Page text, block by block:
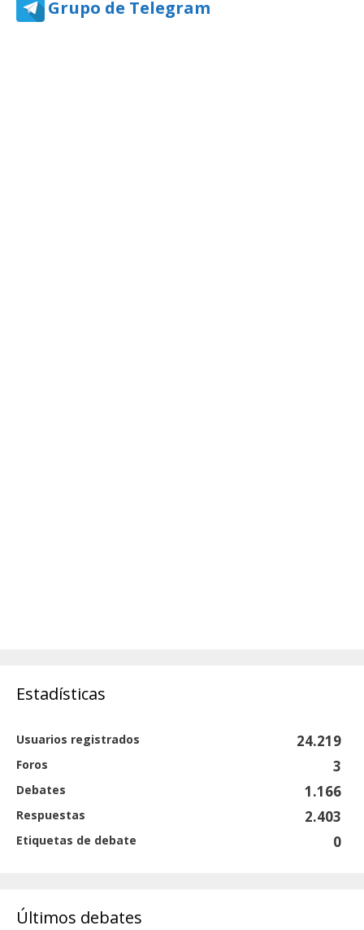
Grupo de Telegram
Estadísticas
Usuarios registrados 24.219
Foros 3
Debates 1.166
Respuestas 2.403
Etiquetas de debate 0
Últimos debates